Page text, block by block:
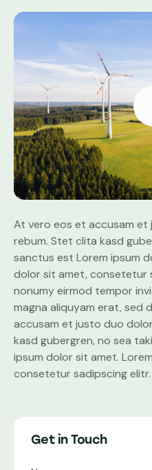
At vero eos et accusam
rebum. Stet clita kasd
sanctus est Lorem ipsum
dolor sit amet, consetetur
nonumy eirmod tempor
magna aliquyam erat, sed
accusam et justo duo
kasd gubergren, no sea
ipsum dolor sit amet.
consetetur sadipscing elitr.
Get in Touch